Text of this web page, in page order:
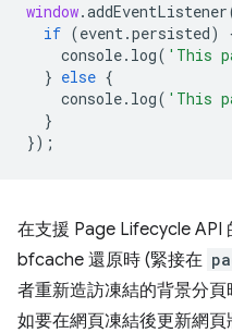
window.addEventListener
if (event.persisted)
console. log( 'This
} else {
console. log( 'This
}
});
在支援 Page Lifecycle API
bfcache 還原時 (緊接在
者重新造訪凍結的背景分頁
如要在網頁凍結後更新網